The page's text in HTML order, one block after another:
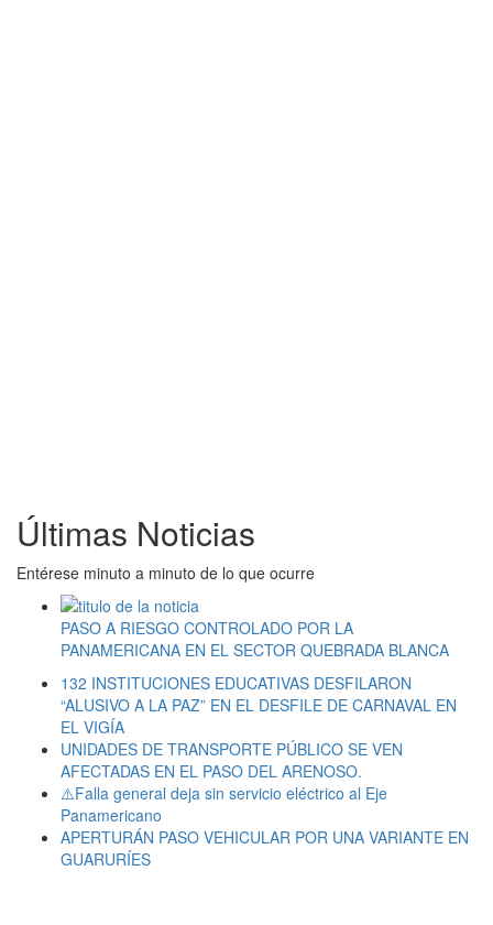
Últimas Noticias
Entérese minuto a minuto de lo que ocurre
PASO A RIESGO CONTROLADO POR LA
PANAMERICANA EN EL SECTOR QUEBRADA BLANCA
132 INSTITUCIONES EDUCATIVAS DESFILARON
“ALUSIVO A LA PAZ” EN EL DESFILE DE CARNAVAL EN
EL VIGÍA
UNIDADES DE TRANSPORTE PÚBLICO SE VEN
AFECTADAS EN EL PASO DEL ARENOSO.
⚠️Falla general deja sin servicio eléctrico al Eje
Panamericano
APERTURÁN PASO VEHICULAR POR UNA VARIANTE EN
GUARURÍES